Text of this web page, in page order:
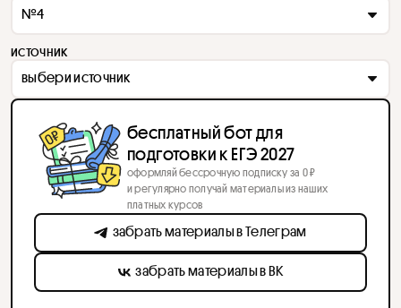
№4
источник
выбери источник
бесплатный бот для
подготовки к ЕГЭ 2027
оформляй бессрочную подписку за 0 ₽
и регулярно получай материалы из наших
платных курсов
забрать материалы в Телеграм
забрать материалы в ВК